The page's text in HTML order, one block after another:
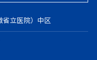
立医院）中区